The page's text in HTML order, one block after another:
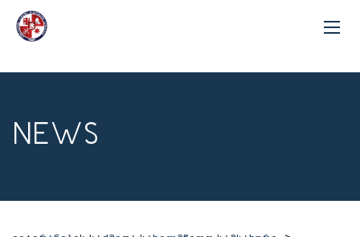
NEWS